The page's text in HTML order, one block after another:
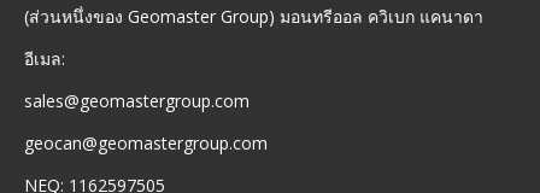
(ส่วนหนึ่งของ Geomaster Group) มอนทรีออล ควิเบก แคนาดา
อีเมล:
sales@geomastergroup.com
geocan@geomastergroup.com
NEQ: 1162597505